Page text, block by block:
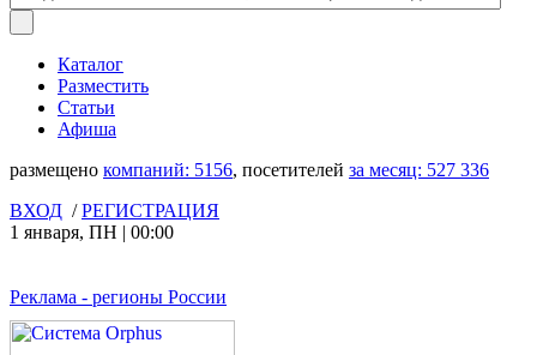
Каталог
Разместить
Статьи
Афиша
размещено компаний: 5156, посетителей за месяц: 527 336
ВХОД /РЕГИСТРАЦИЯ
1 января, ПН | 00:00
Реклама - регионы России